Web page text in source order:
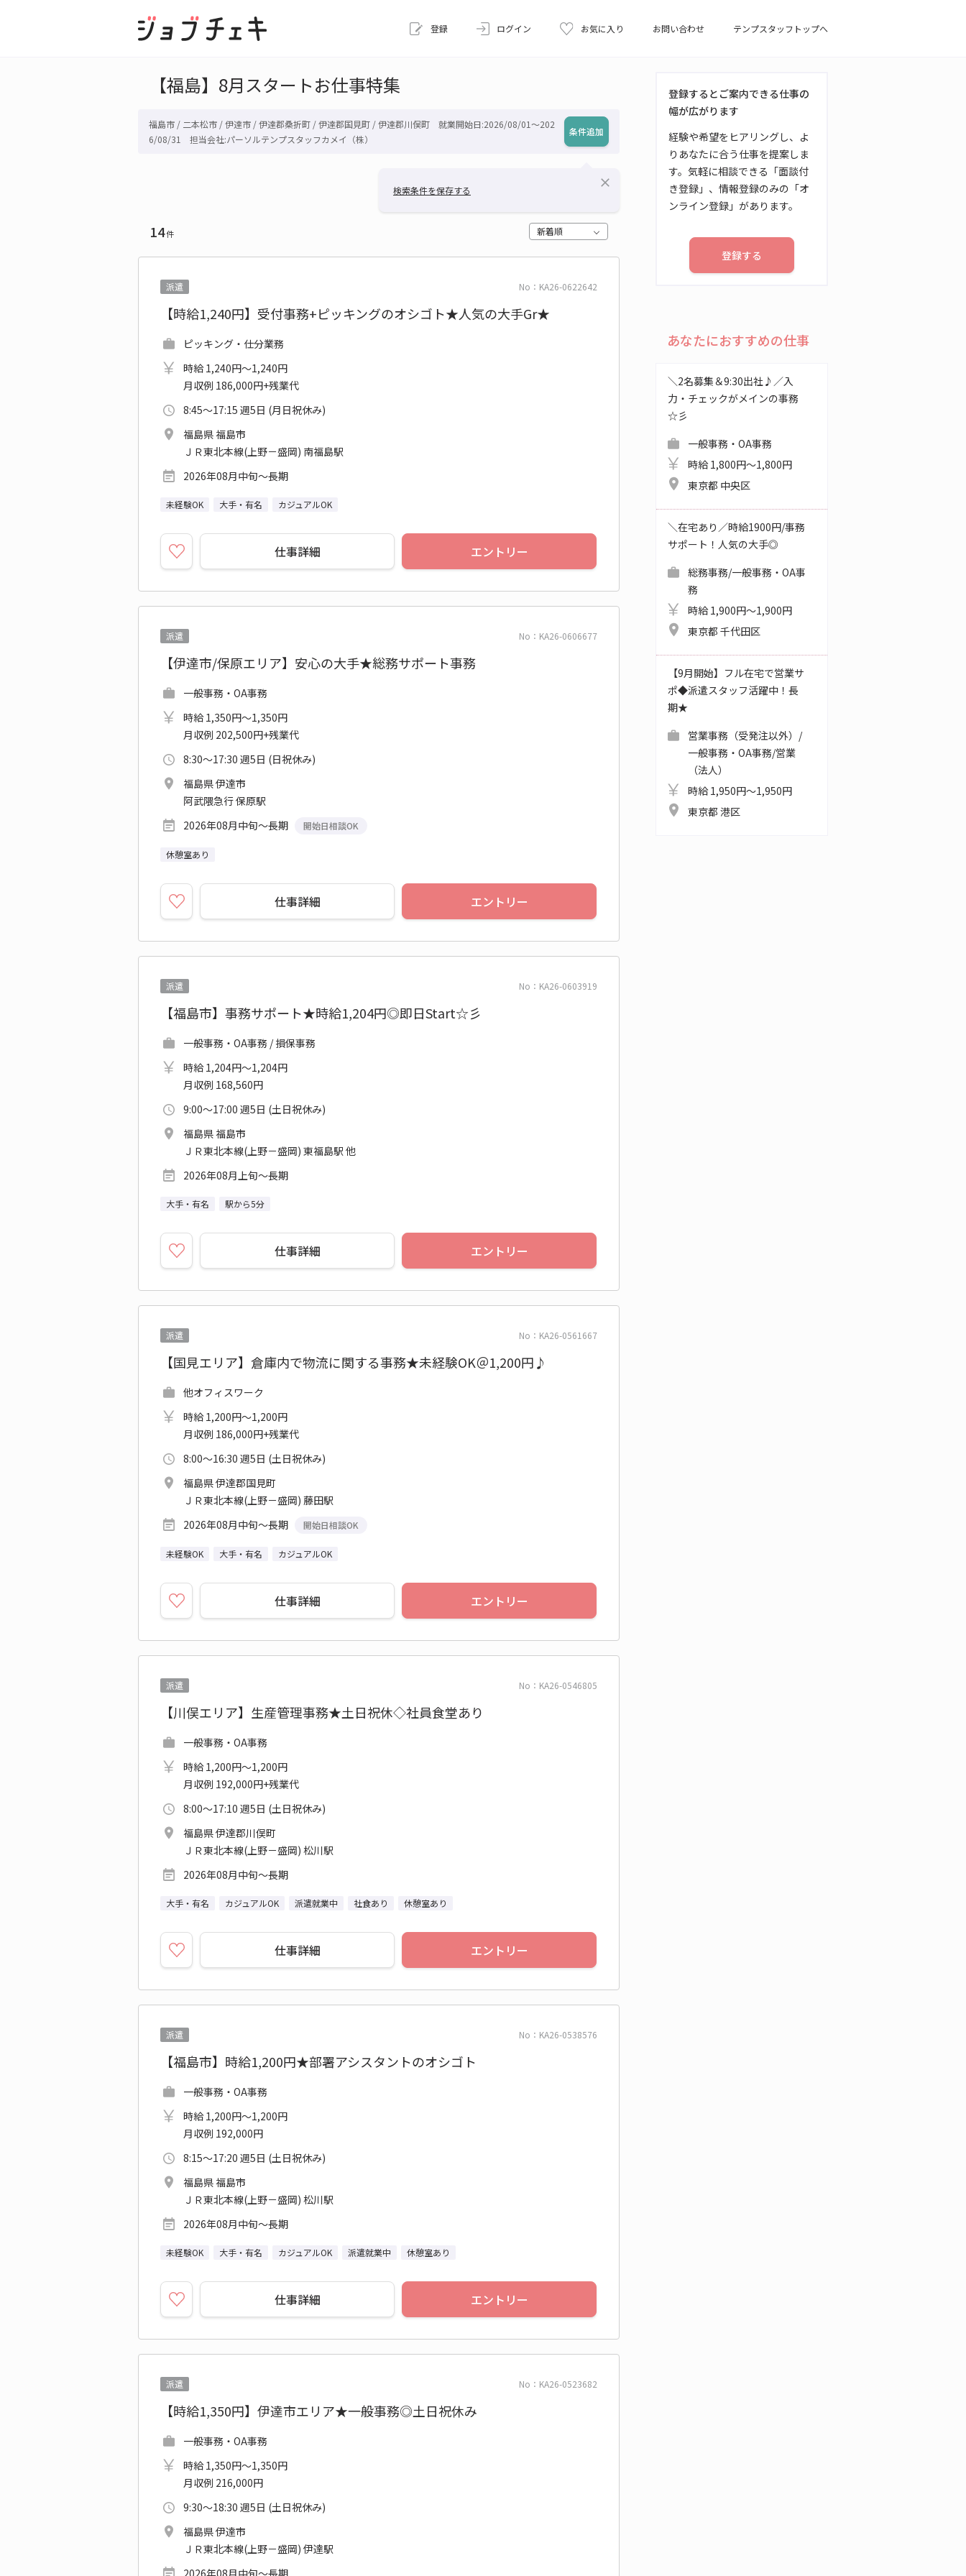
登録 ログイン お気に入り お問い合わせ テンプスタッフトップへ
【福島】8月スタートお仕事特集
福島市 / 二本松市 / 伊達市 / 伊達郡桑折町 / 伊達郡国見町 / 伊達郡川俣町 就業開始日:2026/08/01～202
6/08/31 担当会社:パーソルテンプスタッフカメイ（株）
条件追加
検索条件を保存する
close
14件 新着順
No：KA26-0622642
派遣
【時給1,240円】受付事務+ピッキングのオシゴト★人気の大手Gr★
ピッキング・仕分業務
時給 1,240円～1,240円
月収例 186,000円+残業代
8:45～17:15 週5日 (月日祝休み)
福島県 福島市
ＪＲ東北本線(上野－盛岡) 南福島駅
2026年08月中旬～長期
未経験OK 大手・有名 カジュアルOK
仕事詳細 エントリー
No：KA26-0606677
派遣
【伊達市/保原エリア】安心の大手★総務サポート事務
一般事務・OA事務
時給 1,350円～1,350円
月収例 202,500円+残業代
8:30～17:30 週5日 (日祝休み)
福島県 伊達市
阿武隈急行 保原駅
2026年08月中旬～長期
開始日相談OK
休憩室あり
仕事詳細 エントリー
No：KA26-0603919
派遣
【福島市】事務サポート★時給1,204円◎即日Start☆彡
一般事務・OA事務 / 損保事務
時給 1,204円～1,204円
月収例 168,560円
9:00～17:00 週5日 (土日祝休み)
福島県 福島市
ＪＲ東北本線(上野－盛岡) 東福島駅 他
2026年08月上旬～長期
大手・有名 駅から5分
仕事詳細 エントリー
No：KA26-0561667
派遣
【国見エリア】倉庫内で物流に関する事務★未経験OK＠1,200円♪
他オフィスワーク
時給 1,200円～1,200円
月収例 186,000円+残業代
8:00～16:30 週5日 (土日祝休み)
福島県 伊達郡国見町
ＪＲ東北本線(上野－盛岡) 藤田駅
2026年08月中旬～長期
開始日相談OK
未経験OK 大手・有名 カジュアルOK
仕事詳細 エントリー
No：KA26-0546805
派遣
【川俣エリア】生産管理事務★土日祝休◇社員食堂あり
一般事務・OA事務
時給 1,200円～1,200円
月収例 192,000円+残業代
8:00～17:10 週5日 (土日祝休み)
福島県 伊達郡川俣町
ＪＲ東北本線(上野－盛岡) 松川駅
2026年08月中旬～長期
大手・有名 カジュアルOK 派遣就業中 社食あり 休憩室あり
仕事詳細 エントリー
No：KA26-0538576
派遣
【福島市】時給1,200円★部署アシスタントのオシゴト
一般事務・OA事務
時給 1,200円～1,200円
月収例 192,000円
8:15～17:20 週5日 (土日祝休み)
福島県 福島市
ＪＲ東北本線(上野－盛岡) 松川駅
2026年08月中旬～長期
未経験OK 大手・有名 カジュアルOK 派遣就業中 休憩室あり
仕事詳細 エントリー
No：KA26-0523682
派遣
【時給1,350円】伊達市エリア★一般事務◎土日祝休み
一般事務・OA事務
時給 1,350円～1,350円
月収例 216,000円
9:30～18:30 週5日 (土日祝休み)
福島県 伊達市
ＪＲ東北本線(上野－盛岡) 伊達駅
2026年08月中旬～長期
登録するとご案内できる仕事の
幅が広がります
経験や希望をヒアリングし、よ
りあなたに合う仕事を提案しま
す。気軽に相談できる「面談付
き登録」、情報登録のみの「オ
ンライン登録」があります。
登録する
あなたにおすすめの仕事
＼2名募集＆9:30出社♪／入
力・チェックがメインの事務
☆彡
一般事務・OA事務
時給 1,800円～1,800円
東京都 中央区
＼在宅あり／時給1900円/事務
サポート！人気の大手◎
総務事務/一般事務・OA事
務
時給 1,900円～1,900円
東京都 千代田区
【9月開始】フル在宅で営業サ
ポ◆派遣スタッフ活躍中！長
期★
営業事務（受発注以外）/
一般事務・OA事務/営業
（法人）
時給 1,950円～1,950円
東京都 港区